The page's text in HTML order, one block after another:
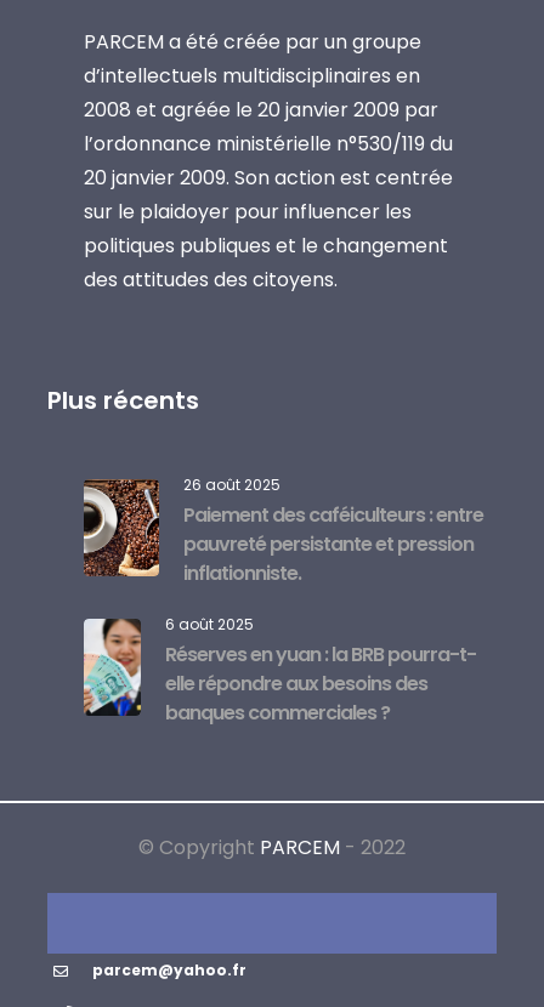
PARCEM a été créée par un groupe
d’intellectuels multidisciplinaires en
2008 et agréée le 20 janvier 2009 par
l’ordonnance ministérielle n°530/119 du
20 janvier 2009. Son action est centrée
sur le plaidoyer pour influencer les
politiques publiques et le changement
des attitudes des citoyens.
Plus récents
26 août 2025
Paiement des caféiculteurs : entre
pauvreté persistante et pression
inflationniste.
6 août 2025
Réserves en yuan : la BRB pourra-t-
elle répondre aux besoins des
banques commerciales ?
© Copyright PARCEM - 2022
parcem@yahoo.fr